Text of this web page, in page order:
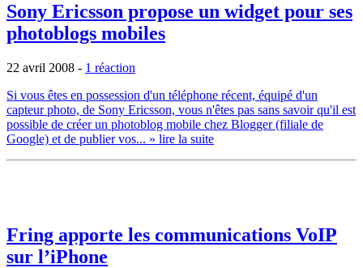
Sony Ericsson propose un widget pour ses
photoblogs mobiles
22 avril 2008 - 1 réaction
Si vous êtes en possession d'un téléphone récent, équipé d'un
capteur photo, de Sony Ericsson, vous n'êtes pas sans savoir qu'il est
possible de créer un photoblog mobile chez Blogger (filiale de
Google) et de publier vos... » lire la suite
Fring apporte les communications VoIP
sur l’iPhone